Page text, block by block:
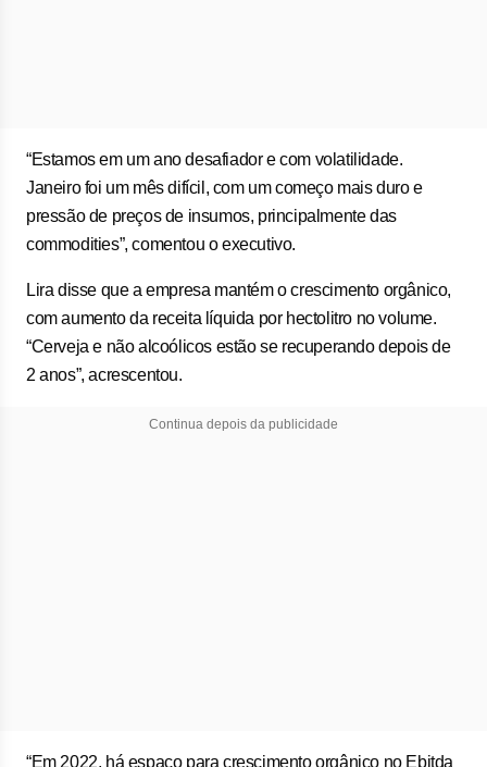
“Estamos em um ano desafiador e com volatilidade.
Janeiro foi um mês difícil, com um começo mais duro e
pressão de preços de insumos, principalmente das
commodities”, comentou o executivo.
Lira disse que a empresa mantém o crescimento orgânico,
com aumento da receita líquida por hectolitro no volume.
“Cerveja e não alcoólicos estão se recuperando depois de
2 anos”, acrescentou.
Continua depois da publicidade
“Em 2022, há espaço para crescimento orgânico no Ebitda